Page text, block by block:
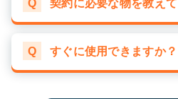
Q 契約に必要な物を教えて
Q すぐに使用できますか？